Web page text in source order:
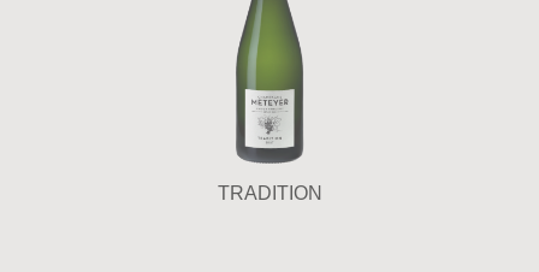
TRADITION